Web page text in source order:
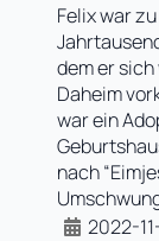
Felix war
dem er
Daheim
war ein
nach
2022-